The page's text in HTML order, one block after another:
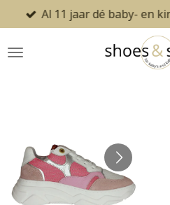
direct
naar
Al 11 jaar dé baby- en